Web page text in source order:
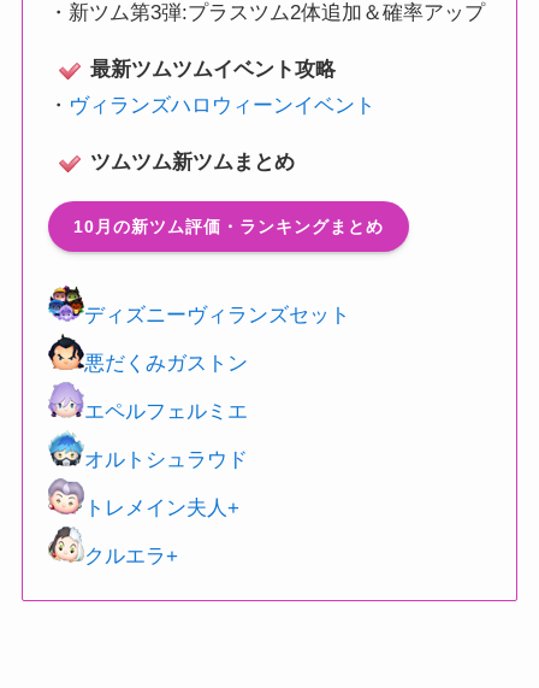
・ 新ツム第3弾:プラスツム2体追加＆確率アップ
最新ツムツムイベント攻略
・ ヴィランズハロウィーンイベント
ツムツム新ツムまとめ
10月の新ツム評価・ランキングまとめ
ディズニーヴィランズセット
悪だくみガストン
エペルフェルミエ
オルトシュラウド
トレメイン夫人+
クルエラ+